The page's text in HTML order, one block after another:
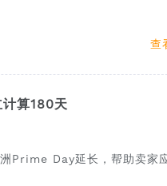
查
算180天
Prime Day延长，帮助卖家